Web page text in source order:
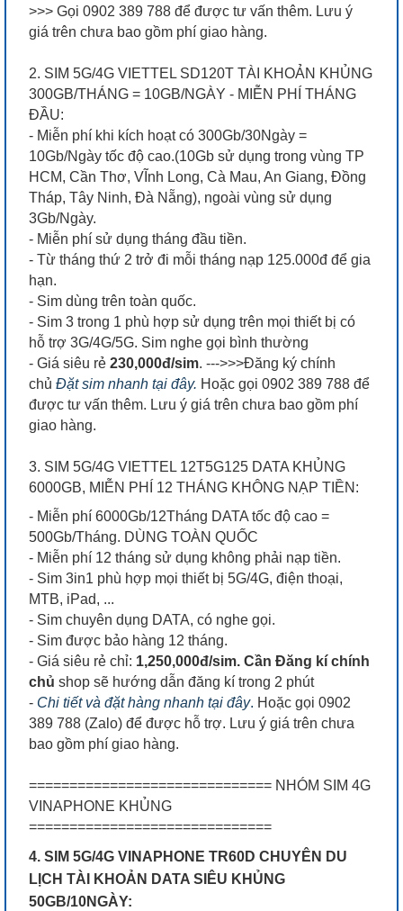
>>> Gọi 0902 389 788 để được tư vấn thêm. Lưu ý
giá trên chưa bao gồm phí giao hàng.
2. SIM 5G/4G VIETTEL SD120T TÀI KHOẢN KHỦNG
300GB/THÁNG = 10GB/NGÀY - MIỄN PHÍ THÁNG
ĐẦU:
- Miễn phí khi kích hoạt có 300Gb/30Ngày =
10Gb/Ngày tốc độ cao.(10Gb sử dụng trong vùng TP
HCM, Cần Thơ, VĨnh Long, Cà Mau, An Giang, Đồng
Tháp, Tây Ninh, Đà Nẵng), ngoài vùng sử dụng
3Gb/Ngày.
- Miễn phí sử dụng tháng đầu tiền.
- Từ tháng thứ 2 trở đi mỗi tháng nạp 125.000đ để gia
hạn.
- Sim dùng trên toàn quốc.
- Sim 3 trong 1 phù hợp sử dụng trên mọi thiết bị có
hỗ trợ 3G/4G/5G. Sim nghe gọi bình thường
- Giá siêu rẻ 230,000đ/sim. --->>>Đăng ký chính
chủ Đặt sim nhanh tại đây. Hoặc gọi 0902 389 788 để
được tư vấn thêm. Lưu ý giá trên chưa bao gồm phí
giao hàng.
3. SIM 5G/4G VIETTEL 12T5G125 DATA KHỦNG
6000GB, MIỄN PHÍ 12 THÁNG KHÔNG NẠP TIỀN:
- Miễn phí 6000Gb/12Tháng DATA tốc độ cao =
500Gb/Tháng. DÙNG TOÀN QUỐC
- Miễn phí 12 tháng sử dụng không phải nạp tiền.
- Sim 3in1 phù hợp mọi thiết bị 5G/4G, điện thoại,
MTB, iPad, ...
- Sim chuyên dụng DATA, có nghe gọi.
- Sim được bảo hàng 12 tháng.
- Giá siêu rẻ chỉ: 1,250,000đ/sim. Cần Đăng kí chính
chủ shop sẽ hướng dẫn đăng kí trong 2 phút
- Chi tiết và đặt hàng nhanh tại đây. Hoặc gọi 0902
389 788 (Zalo) để được hỗ trợ. Lưu ý giá trên chưa
bao gồm phí giao hàng.
============================== NHÓM SIM 4G
VINAPHONE KHỦNG
==============================
4. SIM 5G/4G VINAPHONE TR60D CHUYÊN DU
LỊCH TÀI KHOẢN DATA SIÊU KHỦNG
50GB/10NGÀY: